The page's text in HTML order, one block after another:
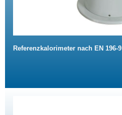
Referenzkalorimeter nach EN 196-9